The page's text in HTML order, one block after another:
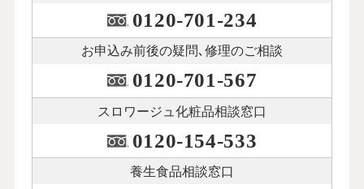
0120-701-234
お申込み前後の疑問､修理のご相談
0120-701-567
スロワージュ化粧品相談窓口
0120-154-533
養生食品相談窓口